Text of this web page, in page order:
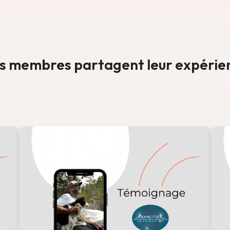
membres partagent leur